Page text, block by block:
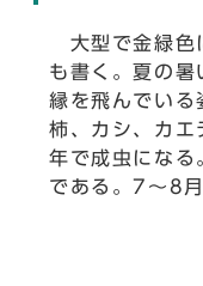
大型で金緑色
も書く。夏の暑
縁を飛んでいる
柿、カシ、カ
年で成虫になる
である。7～8